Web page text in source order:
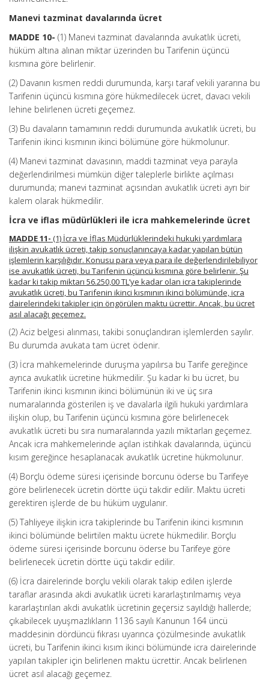
Manevi tazminat davalarında ücret
MADDE 10- (1) Manevi tazminat davalarında avukatlık ücreti,
hüküm altına alınan miktar üzerinden bu Tarifenin üçüncü
kısmına göre belirlenir.
(2) Davanın kısmen reddi durumunda, karşı taraf vekili yararına bu
Tarifenin üçüncü kısmına göre hükmedilecek ücret, davacı vekili
lehine belirlenen ücreti geçemez.
(3) Bu davaların tamamının reddi durumunda avukatlık ücreti, bu
Tarifenin ikinci kısmının ikinci bölümüne göre hükmolunur.
(4) Manevi tazminat davasının, maddi tazminat veya parayla
değerlendirilmesi mümkün diğer taleplerle birlikte açılması
durumunda; manevi tazminat açısından avukatlık ücreti ayrı bir
kalem olarak hükmedilir.
İcra ve iflas müdürlükleri ile icra mahkemelerinde ücret
MADDE 11- (1) İcra ve İflas Müdürlüklerindeki hukuki yardımlara
ilişkin avukatlık ücreti, takip sonuçlanıncaya kadar yapılan bütün
işlemlerin karşılığıdır. Konusu para veya para ile değerlendirilebiliyor
ise avukatlık ücreti, bu Tarifenin üçüncü kısmına göre belirlenir. Şu
kadar ki takip miktarı 56.250,00 TL’ye kadar olan icra takiplerinde
avukatlık ücreti, bu Tarifenin ikinci kısmının ikinci bölümünde, icra
dairelerindeki takipler için öngörülen maktu ücrettir. Ancak, bu ücret
asıl alacağı geçemez.
(2) Aciz belgesi alınması, takibi sonuçlandıran işlemlerden sayılır.
Bu durumda avukata tam ücret ödenir.
(3) İcra mahkemelerinde duruşma yapılırsa bu Tarife gereğince
ayrıca avukatlık ücretine hükmedilir. Şu kadar ki bu ücret, bu
Tarifenin ikinci kısmının ikinci bölümünün iki ve üç sıra
numaralarında gösterilen iş ve davalarla ilgili hukuki yardımlara
ilişkin olup, bu Tarifenin üçüncü kısmına göre belirlenecek
avukatlık ücreti bu sıra numaralarında yazılı miktarları geçemez.
Ancak icra mahkemelerinde açılan istihkak davalarında, üçüncü
kısım gereğince hesaplanacak avukatlık ücretine hükmolunur.
(4) Borçlu ödeme süresi içerisinde borcunu öderse bu Tarifeye
göre belirlenecek ücretin dörtte üçü takdir edilir. Maktu ücreti
gerektiren işlerde de bu hüküm uygulanır.
(5) Tahliyeye ilişkin icra takiplerinde bu Tarifenin ikinci kısmının
ikinci bölümünde belirtilen maktu ücrete hükmedilir. Borçlu
ödeme süresi içerisinde borcunu öderse bu Tarifeye göre
belirlenecek ücretin dörtte üçü takdir edilir.
(6) İcra dairelerinde borçlu vekili olarak takip edilen işlerde
taraflar arasında akdi avukatlık ücreti kararlaştırılmamış veya
kararlaştırılan akdi avukatlık ücretinin geçersiz sayıldığı hallerde;
çıkabilecek uyuşmazlıkların 1136 sayılı Kanunun 164 üncü
maddesinin dördüncü fıkrası uyarınca çözülmesinde avukatlık
ücreti, bu Tarifenin ikinci kısım ikinci bölümünde icra dairelerinde
yapılan takipler için belirlenen maktu ücrettir. Ancak belirlenen
ücret asıl alacağı geçemez.